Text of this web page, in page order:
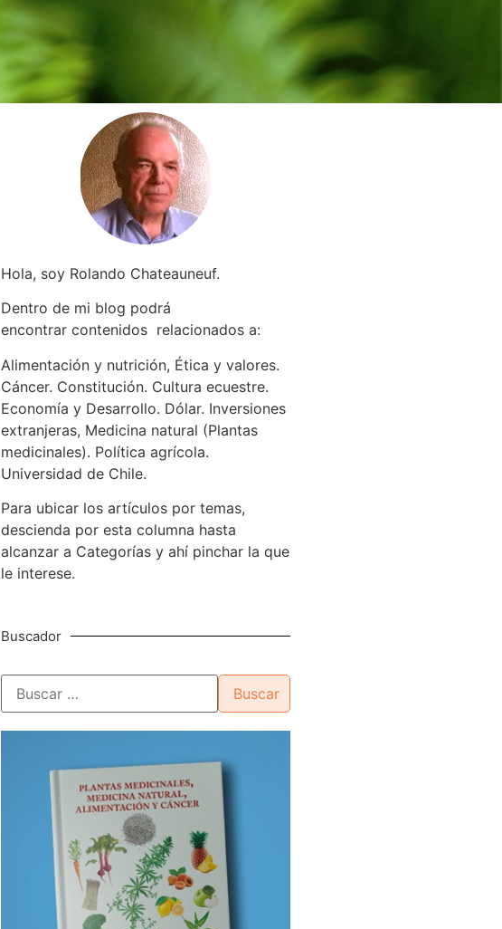
Hola, soy Rolando Chateauneuf.
Dentro de mi blog podrá
encontrar contenidos relacionados a:
Alimentación y nutrición, Ética y valores.
Cáncer. Constitución. Cultura ecuestre.
Economía y Desarrollo. Dólar. Inversiones
extranjeras, Medicina natural (Plantas
medicinales). Política agrícola.
Universidad de Chile.
Para ubicar los artículos por temas,
descienda por esta columna hasta
alcanzar a Categorías y ahí pinchar la que
le interese.
Buscador